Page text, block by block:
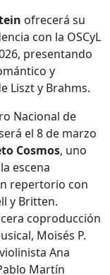
ofrecerá su
con la OSCyL
presentando
y
Liszt y Brahms.
Nacional de
el 8 de marzo
Cosmos, uno
escena
repertorio con
y Britten.
coproducción
Moisés P.
Ana
Martín